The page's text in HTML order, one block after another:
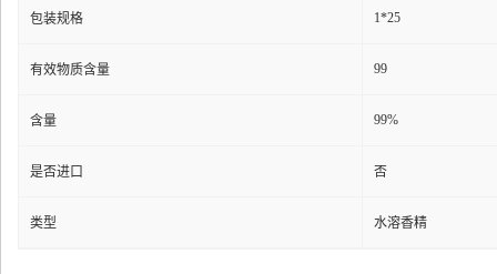
包装规格 1*25
有效物质含量 99
含量 99%
是否进口 否
类型 水溶香精